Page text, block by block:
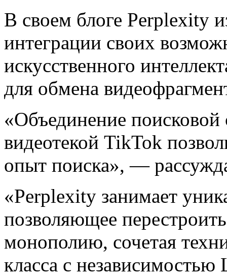
В своем блоге Perplexity
интеграции своих
искусственного
для обмена
«Объединение
видеотекой TikTok
опыт поиска», —
«Perplexity занимает
позволяющее
монополию, сочетая
класса с независимостью